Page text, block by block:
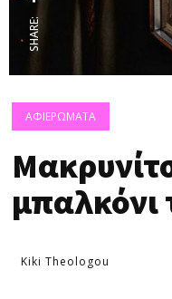
SHARE:
ΑΦΙΕΡΩΜΑΤΑ
μπαλκόνι
Kiki Theologou